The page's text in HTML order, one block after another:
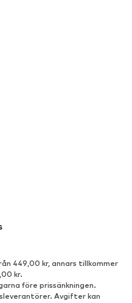
449,00 kr, annars tillkommer
kr.
före prissänkningen.
Avgifter kan